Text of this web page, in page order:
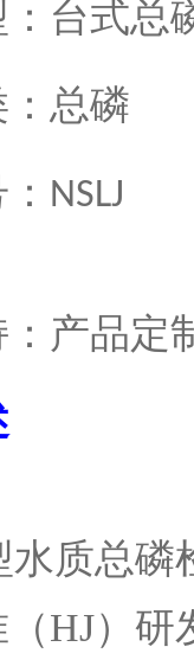
台式总
总磷
NSLJ
产品定
水质总磷
HJ）研